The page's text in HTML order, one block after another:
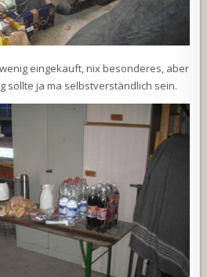
eingekauft, nix besonderes, aber
sollte ja ma selbstverständlich sein.